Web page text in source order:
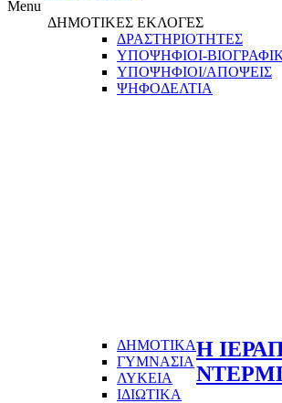
Menu
ΔΗΜΟΤΙΚΕΣ ΕΚΛΟΓΕΣ
ΔΡΑΣΤΗΡΙΟΤΗΤΕΣ
ΥΠΟΨΗΦΙΟΙ-
ΥΠΟΨΗΦΙΟΙ/ΑΠΟΨΕΙΣ
ΨΗΦΟΔΕΛΤΙΑ
ΔΗΜΟΤΙΚΑ
ΓΥΜΝΑΣΙΑ
ΛΥΚΕΙΑ
ΙΔΙΩΤΙΚΑ
Η